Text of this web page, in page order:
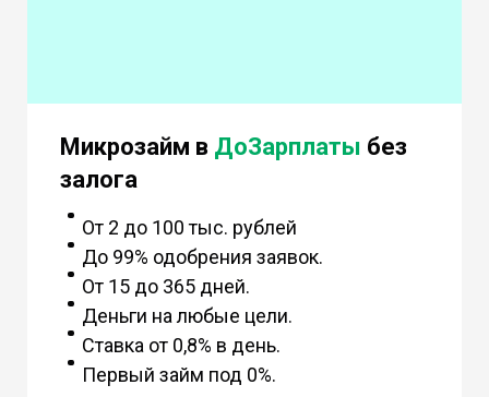
Микрозайм в ДоЗарплаты без
залога
От 2 до 100 тыс. рублей
До 99% одобрения заявок.
От 15 до 365 дней.
Деньги на любые цели.
Ставка от 0,8% в день.
Первый займ под 0%.